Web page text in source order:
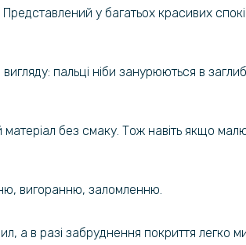
у багатьох красивих
пальці ніби занурюються в
без смаку. Тож навіть якщо
вигоранню, заломленню.
а в разі забруднення покриття легко